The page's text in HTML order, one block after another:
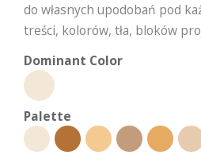
do własnych upodobań pod
treści, kolorów, tła, bloków
Dominant Color
Palette